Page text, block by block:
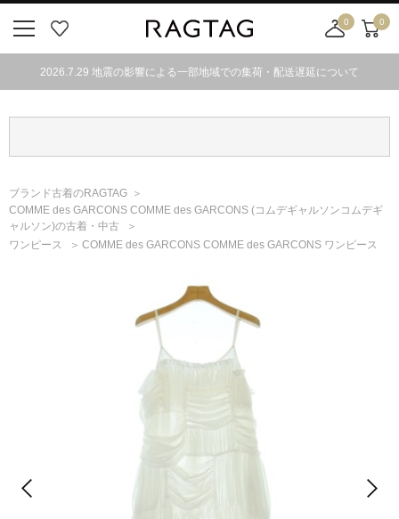
気
0
舗
カ
0
2026.7.29 地震の影響による一部地域での集荷・配送遅延について
ブランド古着のRAGTAG
COMME des GARCONS COMME des GARCONS (コムデギャルソンコムデギ
ャルソン)の古着・中古
ワンピース
COMME des GARCONS COMME des GARCONS ワンピース